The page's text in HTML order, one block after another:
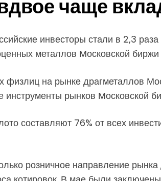
чаще
инвесторы стали в 2,3
металлов Московской
на рынке драгметаллов
инструменты рынков Московской
составляют 76% от всех
розничное направление